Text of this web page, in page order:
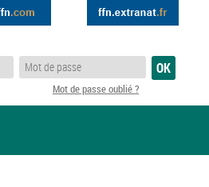
Mot de passe oublié ?